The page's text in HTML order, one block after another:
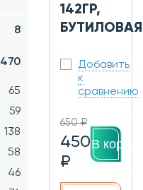
8
470
65
59
138
58
46
142ГР,
БУТИЛОВАЯ
Добавить
к
сравнению
650 ₽
450
₽
В